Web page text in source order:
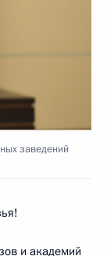
заведений
и академий